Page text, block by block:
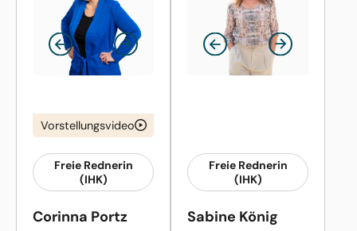
Vorstellungsvideo
Freie Rednerin
(IHK)
Corinna Portz
Freie Rednerin
(IHK)
Sabine König